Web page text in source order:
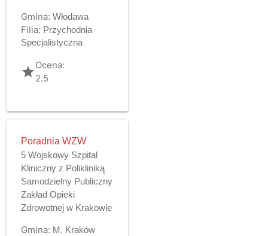
Gmina: Włodawa
Filia: Przychodnia
Specjalistyczna
gradeOcena:
2.5
Poradnia WZW
5 Wojskowy Szpital
Kliniczny z Polikliniką
Samodzielny Publiczny
Zakład Opieki
Zdrowotnej w Krakowie
Gmina: M. Kraków